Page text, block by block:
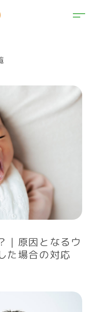
｜原因となるウ
た場合の対応